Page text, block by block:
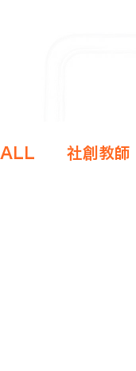
ALL 社創教師